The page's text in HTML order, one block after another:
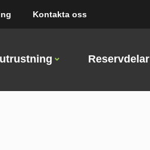
Kontakta oss
Reservdelar